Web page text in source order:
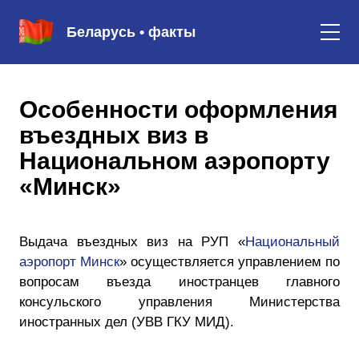
Беларусь • факты
Особенности оформления
въездных виз в
Национальном аэропорту
«Минск»
Выдача въездных виз на РУП «Национальный
аэропорт Минск» осуществляется управлением по
вопросам въезда иностранцев главного
консульского управления Министерства
иностранных дел (УВВ ГКУ МИД).